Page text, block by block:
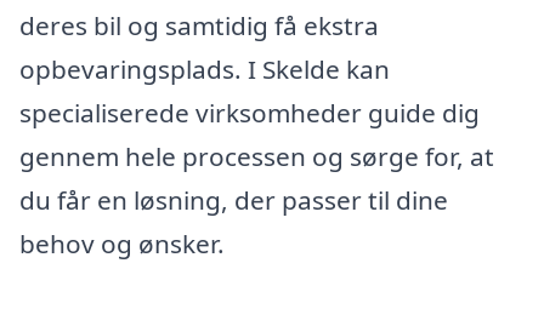
deres bil og samtidig få ekstra
opbevaringsplads. I Skelde kan
specialiserede virksomheder guide dig
gennem hele processen og sørge for, at
du får en løsning, der passer til dine
behov og ønsker.